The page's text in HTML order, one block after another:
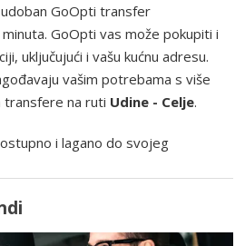
GoOpti transfer
GoOpti vas može pokupiti i
uključujući i vašu kućnu adresu.
vašim potrebama s više
transfere na ruti Udine - Celje.
i lagano do svojeg